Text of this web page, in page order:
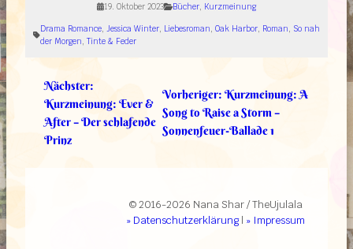
19. Oktober 2023 Bücher, Kurzmeinung
Drama Romance, Jessica Winter, Liebesroman, Oak Harbor, Roman, So nah
der Morgen, Tinte & Feder
Nächster:
Kurzmeinung: Ever &
After – Der schlafende
Prinz
Vorheriger: Kurzmeinung: A
Song to Raise a Storm –
Sonnenfeuer-Ballade 1
© 2016-2026 Nana Shar / TheUjulala
» Datenschutzerklärung| » Impressum